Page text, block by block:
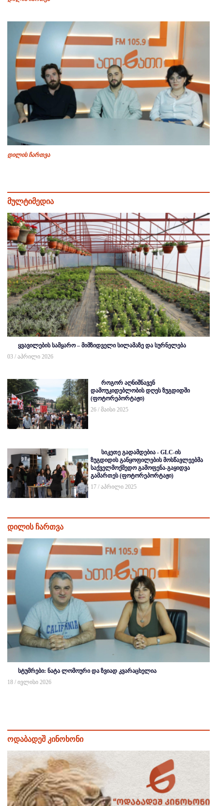
დილის ჩართვა
მულტიმედია
ყვავილების სამყარო – მიმზიდველი სილამაზე და სურნელება
03 / აპრილი 2026
როგორ აღნიშნავენ
დამოუკიდებლობის დღეს ზუგდიდში
(ფოტორეპორტაჟი)
26 / მაისი 2025
სიკეთე გადამდებია - GLC-ის
ზუგდიდის განყოფილების მოსწავლეებმა
საქველმოქმედო გამოფენა-გაყიდვა
გამართეს (ფოტორეპორტაჟი)
17 / აპრილი 2025
დილის ჩართვა
სტუმრები: ნატა ლომოური და ზვიად კვარაცხელია
18 / ივლისი 2026
ოდაბადეშ კინოხონი